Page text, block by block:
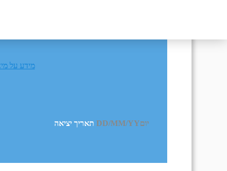
תאריך יציאה DD/MM/YYיום
מידע על
אי אפשר לראות במיאמי את כול נפלאות העיר